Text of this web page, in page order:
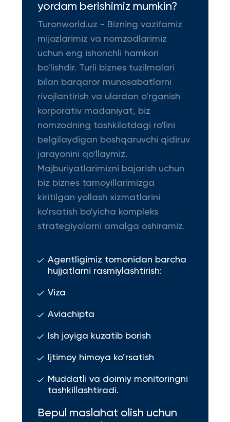
yordam berishimiz mumkin?
Turonworld.uz - Bizning vazifamiz
mijozlarimiz va nomzodlarimiz
uchun eng ishonchli hamkori
bo'lishdir. Turli biznes tuzilmalari
bilan barqaror munosabatlarni
rivojlantirish va ulardan o'rganish
korporativ madaniyat, biz
nomzodning tashkilotdagi ro'lini
belgilaydigan boshqaruvchi qidiruv
jarayonini qo'llaymiz.
Majburiyatlarimizni bajarish uchun
biz biznes tamoyillarimizga
kiritilgan yollash xizmatlarini
ko'rsatish bo'yicha kompleks
strategiyalarni amalga oshiramiz.
Agentligimiz tomonidan barcha
hujjatlarni rasmiylashtirish:
Viza
Aviachipta
Ish joyiga kuzatib borish
Ijtimoy himoya ko’rsatish
Muddatli va doimiy monitoringni
tashkillashtiradi.
Bepul maslahat olish uchun